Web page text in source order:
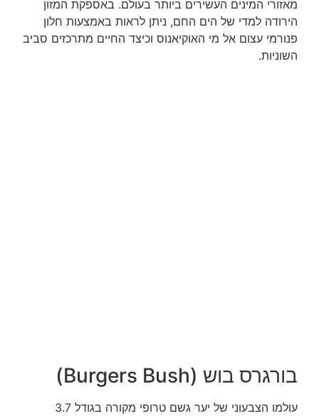
מאזורי המינים העשירים ביותר בעולם. באספקת המזון
הירודה למדי של הים החם, ניתן לראות באמצעות חלון
פנורמי עצום אל מי האוקיאנוס וכיצד החיים מתרכזים סביב
השוניות.
בורגרס בוש (Burgers Bush)
עולמו הצבעוני של יער גשם טרופי
מקורה בגודל 3.7